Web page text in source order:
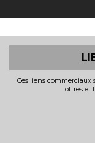
Ces liens
offres et